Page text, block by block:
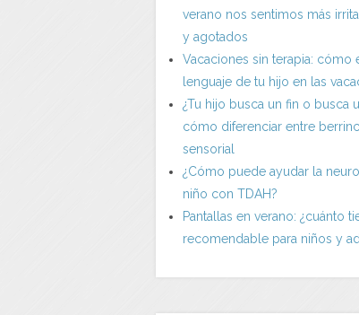
verano nos sentimos más
y agotados
Vacaciones sin terapia: cómo
lenguaje de tu hijo en las
¿Tu hijo busca un fin o busca
cómo diferenciar entre
sensorial
¿Cómo puede ayudar la
niño con TDAH?
Pantallas en verano: ¿cuánto
recomendable para niños y